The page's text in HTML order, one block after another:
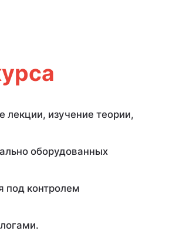
лекции, изучение теории,
оборудованных
под контролем